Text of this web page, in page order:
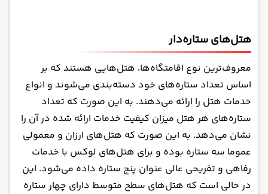
هتل‌های هریتیج
هاستل‌ها
هتل‌های ستاره‌دار
معروف‌ترین نوع اقامتگاه‌ها، هتل‌هایی هستند که بر
اساس تعداد ستاره‌های خود دسته‌بندی می‌شوند و انواع
خدمات هتل را ارائه می‌دهند. به این صورت که تعداد
ستاره‌های هر هتل میزان کیفیت خدمات ارائه شده در آن را
نشان می‌دهد. به این صورت که هتل‌های ارزان و معمولی
عموما سه ستاره بوده و برای هتل‌های لوکس با خدمات
رفاهی و تفریحی عالی عنوان پنج ستاره داده می‌شود. این
در حالی است که هتل‌های سطح متوسط دارای چهار ستاره